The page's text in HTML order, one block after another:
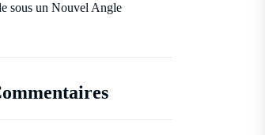
sous un Nouvel Angle